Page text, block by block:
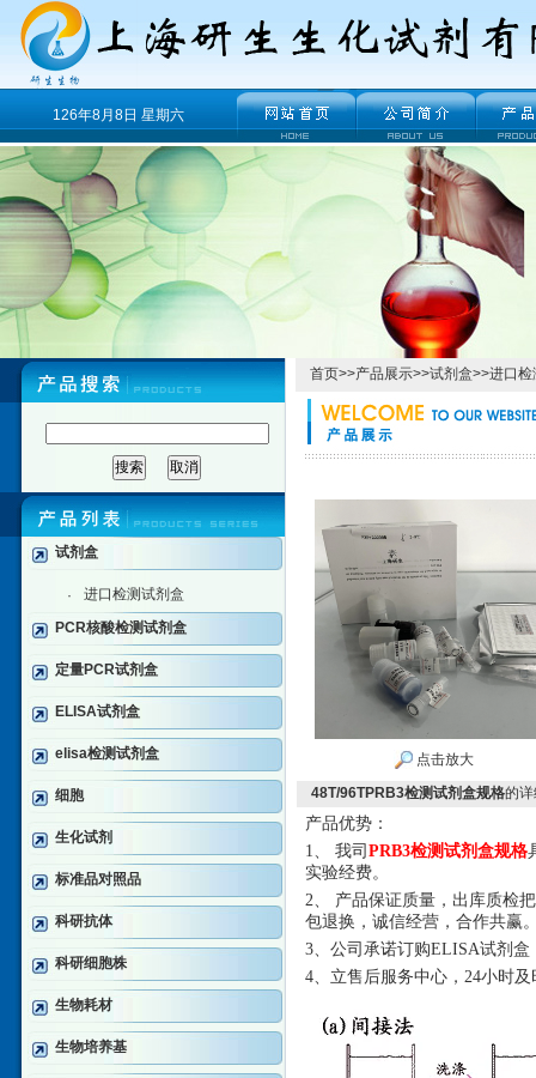
126年8月8日 星期六
试剂盒
·
进口检测试剂盒
PCR核酸检测试剂盒
定量PCR试剂盒
ELISA试剂盒
elisa检测试剂盒
细胞
生化试剂
标准品对照品
科研抗体
科研细胞株
生物耗材
生物培养基
首页>>产品展示>>试剂盒>>进口检
点击放大
48T/96TPRB3检测试剂盒规格的详
产品优势：
1、 我司 PRB3检测试剂盒规格
实验经费。
2、 产品保证质量，出库质检
包退换，诚信经营，合作共赢
3、公司承诺订购ELISA试剂
4、立售后服务中心，24小时